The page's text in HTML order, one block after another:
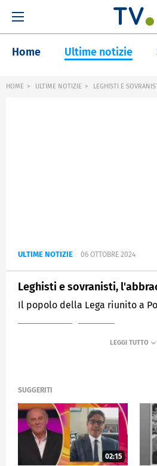
Home Ultime notizie
HOME ULTIME NOTIZIE LEGHISTI E
ULTIME NOTIZIE 06 OTTOBRE 2024
Leghisti e sovranisti,
Il popolo della Lega riunito a
SUGGERITI
02:15